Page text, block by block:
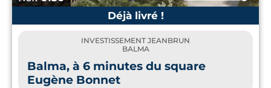
Déjà livré !
INVESTISSEMENT JEANBRUN
BALMA
Balma, à 6 minutes du square
Eugène Bonnet